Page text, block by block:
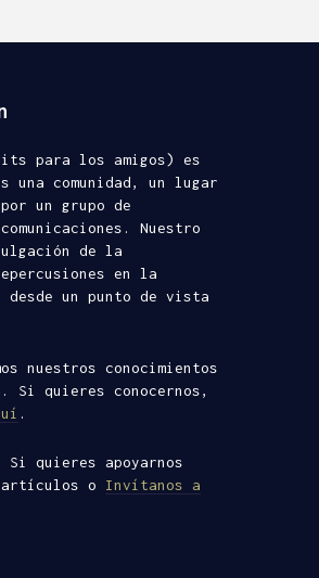
para los amigos) es
una comunidad, un lugar
un grupo de
Nuestro
de la
en la
desde un punto de vista
nuestros conocimientos
Si quieres conocernos,
.
Si quieres apoyarnos
artículos o Invítanos a